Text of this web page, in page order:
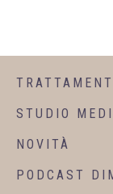
STUDIO
NOVITÀ
PODCAST